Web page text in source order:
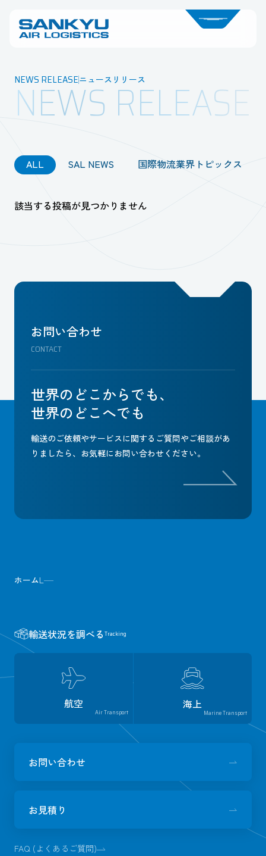
NEWS RELEASE
NEWS RELEASEニュースリリース
ALL SAL NEWS 国際物流業界トピックス
該当する投稿が見つかりません
お問い合わせ
CONTACT
世界のどこからでも、
世界のどこへでも
輸送のご依頼やサービスに関するご質問やご相談があ
りましたら、 お気軽にお問い合わせください。
ホームL
輸送状況を調べる Tracking
航空
Air Transport
海上
Marine Transport
お問い合わせ
お見積り
FAQ (よくあるご質問)